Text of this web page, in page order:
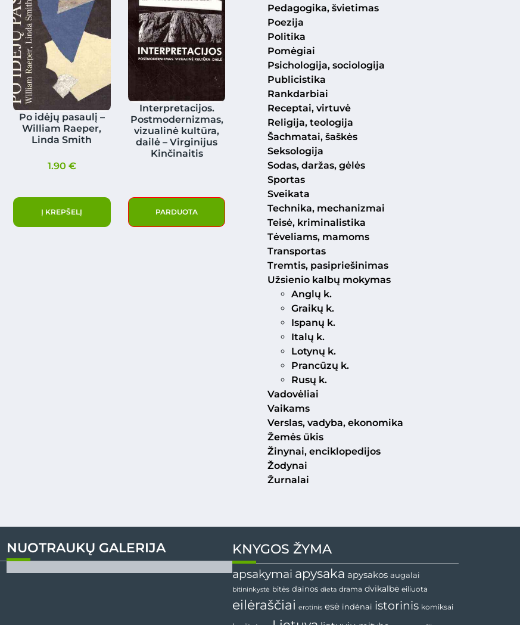
Po idėjų pasaulį –
William Raeper,
Linda Smith
1.90 €
Į KREPŠELĮ
Interpretacijos.
Postmodernizmas,
vizualinė kultūra,
dailė – Virginijus
Kinčinaitis
PARDUOTA
Pedagogika, švietimas
Poezija
Politika
Pomėgiai
Psichologija, sociologija
Publicistika
Rankdarbiai
Receptai, virtuvė
Religija, teologija
Šachmatai, šaškės
Seksologija
Sodas, daržas, gėlės
Sportas
Sveikata
Technika, mechanizmai
Teisė, kriminalistika
Tėveliams, mamoms
Transportas
Tremtis, pasipriešinimas
Užsienio kalbų mokymas
Anglų k.
Graikų k.
Ispanų k.
Italų k.
Lotynų k.
Prancūzų k.
Rusų k.
Vadovėliai
Vaikams
Verslas, vadyba, ekonomika
Žemės ūkis
Žinynai, enciklopedijos
Žodynai
Žurnalai
NUOTRAUKŲ GALERIJA KNYGOS ŽYMA
apsakymai apysaka apysakos augalai
bitininkystė bitės dainos dieta drama dvikalbė eiliuota
eilėraščiai erotinis esė indėnai istorinis komiksai